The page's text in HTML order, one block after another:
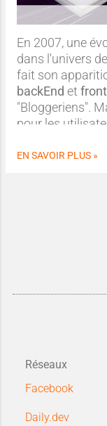
En 2007, une
dans l'univers
fait son
backEnd et
"Bloggeriens".
pour les
thèmes ?
EN SAVOIR PLUS »
Réseaux
Facebook
Daily.dev